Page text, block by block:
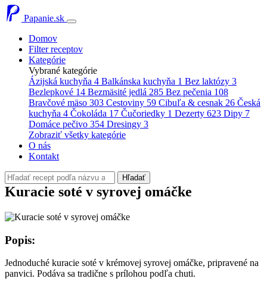
Papanie.sk
Domov
Filter receptov
Kategórie
Vybrané kategórie
Ázijská kuchyňa 4 Balkánska kuchyňa 1 Bez laktózy 3
Bezlepkové 14 Bezmäsité jedlá 285 Bez pečenia 108
Bravčové mäso 303 Cestoviny 59 Cibuľa & cesnak 26 Česká
kuchyňa 4 Čokoláda 17 Čučoriedky 1 Dezerty 623 Dipy 7
Domáce pečivo 354 Dresingy 3
Zobraziť všetky kategórie
O nás
Kontakt
Hľadať
Kuracie soté v syrovej omáčke
Popis:
Jednoduché kuracie soté v krémovej syrovej omáčke, pripravené na
panvici. Podáva sa tradične s prílohou podľa chuti.